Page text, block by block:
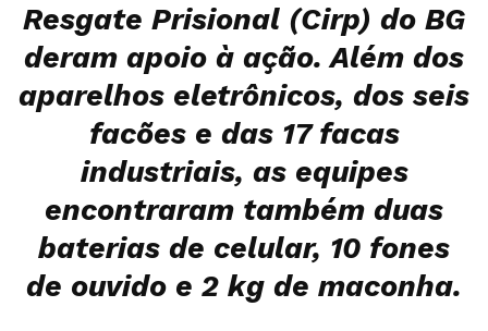
Resgate Prisional (Cirp) do BG
deram apoio à ação. Além dos
aparelhos eletrônicos, dos seis
facões e das 17 facas
industriais, as equipes
encontraram também duas
baterias de celular, 10 fones
de ouvido e 2 kg de maconha.